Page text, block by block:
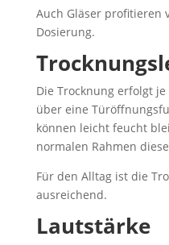
Auch Gläser profitieren
Dosierung.
Die Trocknung erfolgt
über eine
können leicht feucht
normalen Rahmen
Für den Alltag ist die
ausreichend.
Lautstärke